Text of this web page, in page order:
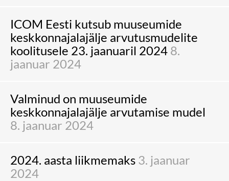
ICOM Eesti kutsub muuseumide
keskkonnajalajälje arvutusmudelite
koolitusele 23. jaanuaril 2024 8.
jaanuar 2024
Valminud on muuseumide
keskkonnajalajälje arvutamise mudel
8. jaanuar 2024
2024. aasta liikmemaks 3. jaanuar
2024